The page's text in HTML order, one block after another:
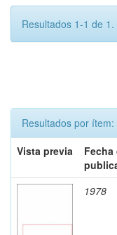
Resultados 1-1 de 1.
Resultados por ítem:
Vista previa
Fecha
1978